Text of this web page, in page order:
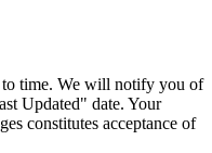
to time. We will notify you of
Updated" date. Your
constitutes acceptance of